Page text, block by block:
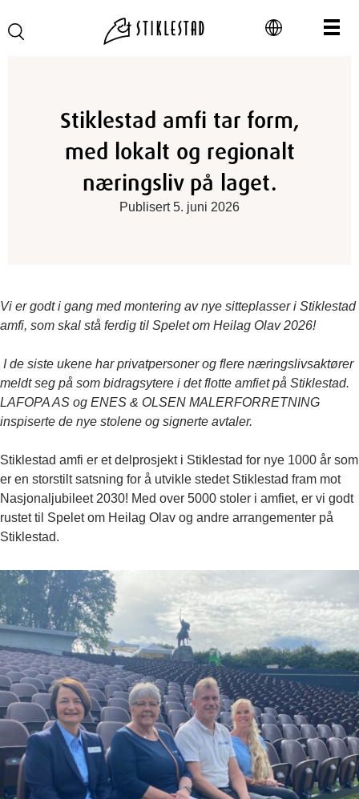
Stiklestad amfi tar form,
med lokalt og regionalt
næringsliv på laget.
Publisert 5. juni 2026
Vi er godt i gang med montering av nye sitteplasser i Stiklestad
amfi, som skal stå ferdig til Spelet om Heilag Olav 2026!
I de siste ukene har privatpersoner og flere næringslivsaktører
meldt seg på som bidragsytere i det flotte amfiet på Stiklestad.
LAFOPA AS og ENES & OLSEN MALERFORRETNING
inspiserte de nye stolene og signerte avtaler.
Stiklestad amfi er et delprosjekt i Stiklestad for nye 1000 år som
er en storstilt satsning for å utvikle stedet Stiklestad fram mot
Nasjonaljubileet 2030! Med over 5000 stoler i amfiet, er vi godt
rustet til Spelet om Heilag Olav og andre arrangementer på
Stiklestad.